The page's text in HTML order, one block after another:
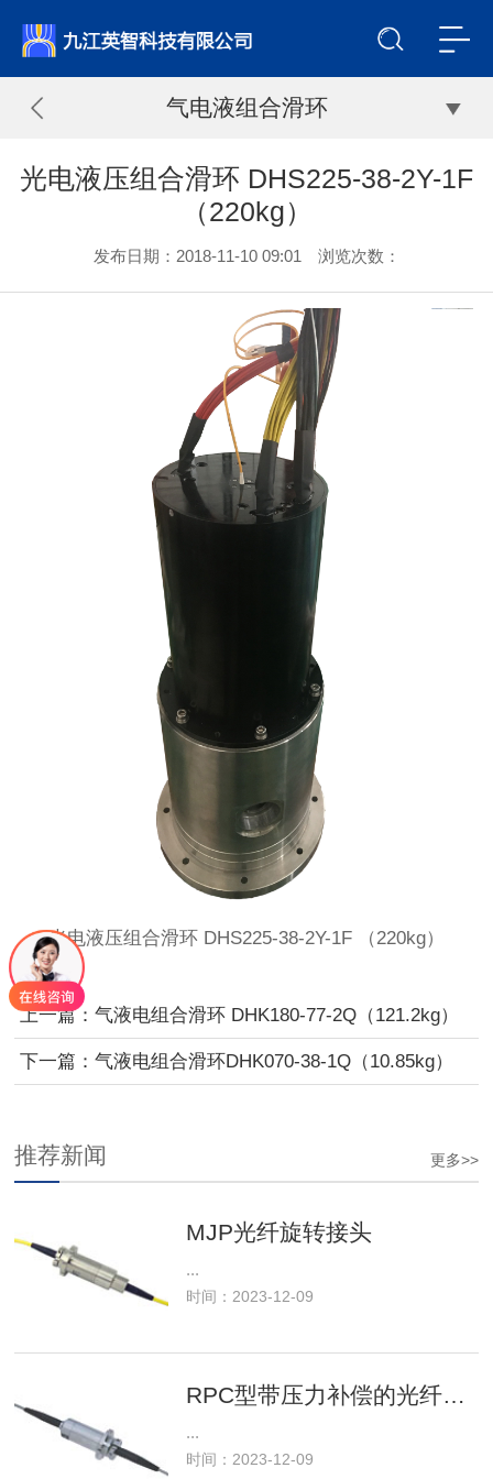
气电液组合滑环
光电液压组合滑环 DHS225-38-2Y-1F
（220kg）
发布日期：2018-11-10 09:01 浏览次数：
光电液压组合滑环 DHS225-38-2Y-1F （220kg）
上一篇：气液电组合滑环 DHK180-77-2Q（121.2kg）
下一篇：气液电组合滑环DHK070-38-1Q（10.85kg）
更多>>
推荐新闻
MJP光纤旋转接头
...
时间：2023-12-09
RPC型带压力补偿的光纤旋转接头
...
时间：2023-12-09